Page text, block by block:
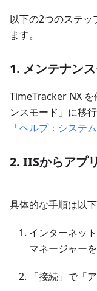
以下の2つのステ
ます。
1. メンテナン
TimeTracker NX
ンスモード」に移
「ヘルプ：システ
2. IISからアプ
具体的な手順は以下
インターネッ
マネージャーを
「接続」で「